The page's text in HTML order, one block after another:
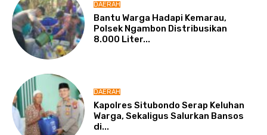
DAERAH
Bantu Warga Hadapi Kemarau,
Polsek Ngambon Distribusikan
8.000 Liter...
DAERAH
Kapolres Situbondo Serap Keluhan
Warga, Sekaligus Salurkan Bansos
di...